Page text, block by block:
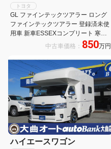
トヨタ
GL ファインテックツアラー ロング
ファインテックツアラー 登録済未使
用車 新車ESSEXコンプリート 寒冷
地仕様 パノラミックビュー 両側パワ
クローズ ESSEXエアロ 玄武ローダ
中古車価格： 850万円
ハイエースワゴン